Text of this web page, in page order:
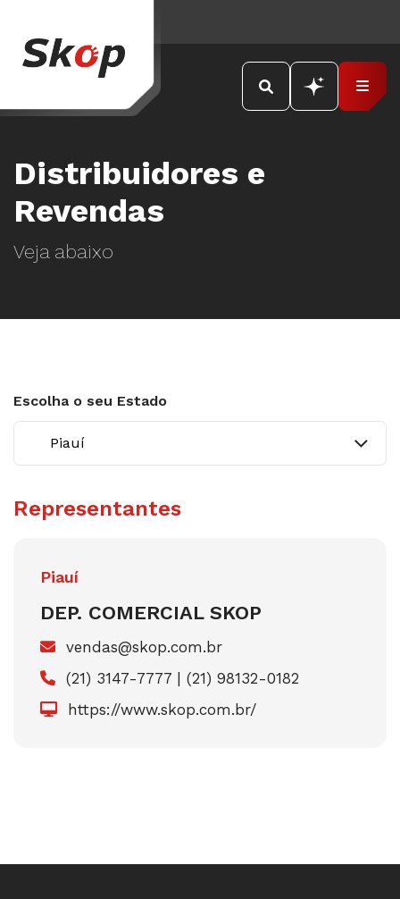
Distribuidores e
Revendas
Veja abaixo
Escolha o seu Estado
Representantes
Piauí
DEP. COMERCIAL SKOP
vendas@skop.com.br
(21) 3147-7777 | (21) 98132-0182
https://www.skop.com.br/